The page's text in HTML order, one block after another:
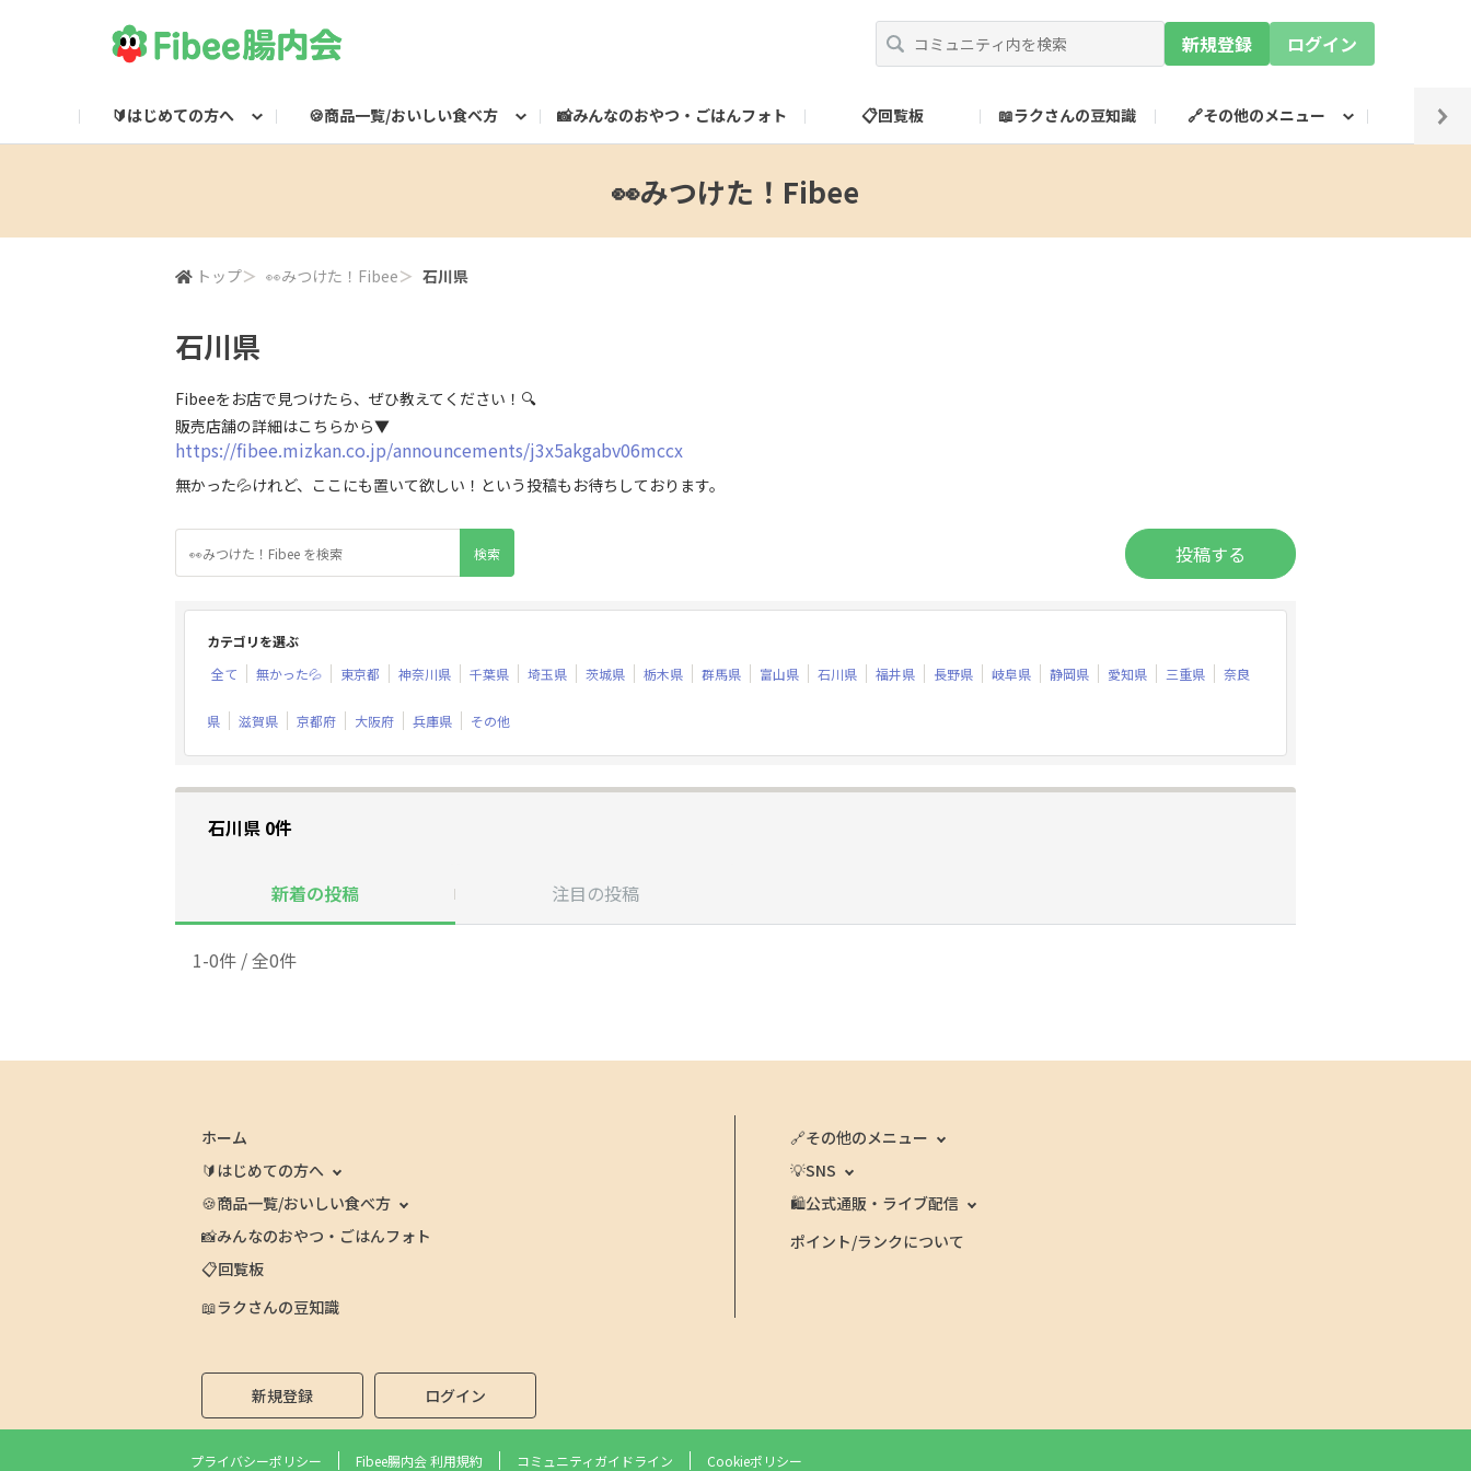
新規登録 ログイン
🔰はじめての方へ 🍪商品一覧/おいしい食べ方 📸みんなのおやつ・ごはんフォト 📋回覧板 📖ラクさんの豆知識 🔗その他のメニュー
👀みつけた！Fibee
トップ＞ 👀みつけた！Fibee＞ 石川県
石川県
Fibeeをお店で見つけたら、ぜひ教えてください！🔍
販売店舗の詳細はこちらから▼
https://fibee.mizkan.co.jp/announcements/j3x5akgabv06mccx
無かった💦けれど、ここにも置いて欲しい！という投稿もお待ちしております。
投稿する
カテゴリを選ぶ
全て
無かった💦 東京都 神奈川県 千葉県 埼玉県 茨城県 栃木県 群馬県 富山県 石川県 福井県 長野県 岐阜県 静岡県 愛知県 三重県 奈良
県 滋賀県 京都府 大阪府 兵庫県 その他
石川県 0件
新着の投稿 注目の投稿
1-0件 / 全0件
ホーム
🔰はじめての方へ
🍪商品一覧/おいしい食べ方
📸みんなのおやつ・ごはんフォト
📋回覧板
📖ラクさんの豆知識
🔗その他のメニュー
💡SNS
🛍️公式通販・ライブ配信
ポイント/ランクについて
新規登録 ログイン
プライバシーポリシー Fibee腸内会 利用規約 コミュニティガイドライン Cookieポリシー